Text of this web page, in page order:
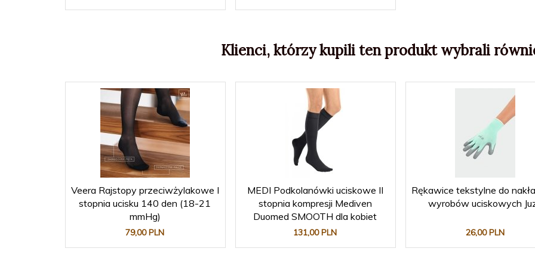
Klienci, którzy kupili ten produkt wybrali
Veera Rajstopy przeciwżylakowe I
stopnia ucisku 140 den (18-21
mmHg)
79,00 PLN
MEDI Podkolanówki uciskowe II
stopnia kompresji Mediven
Duomed SMOOTH dla kobiet
131,00 PLN
Rękawice tekstylne do
wyrobów uciskowych
26,00 PLN